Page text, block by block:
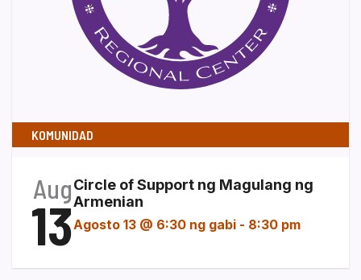
KOMUNIDAD
Aug
13
Circle of Support ng Magulang ng
Armenian
Agosto 13 @ 6:30 ng gabi - 8:30 pm